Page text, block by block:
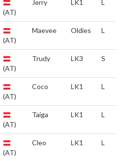
(AT)
Jerry LK1 L
(AT)
Maevee Oldies L
(AT)
Trudy LK3 S
(AT)
Coco LK1 L
(AT)
Taiga LK1 L
(AT)
Cleo LK1 L